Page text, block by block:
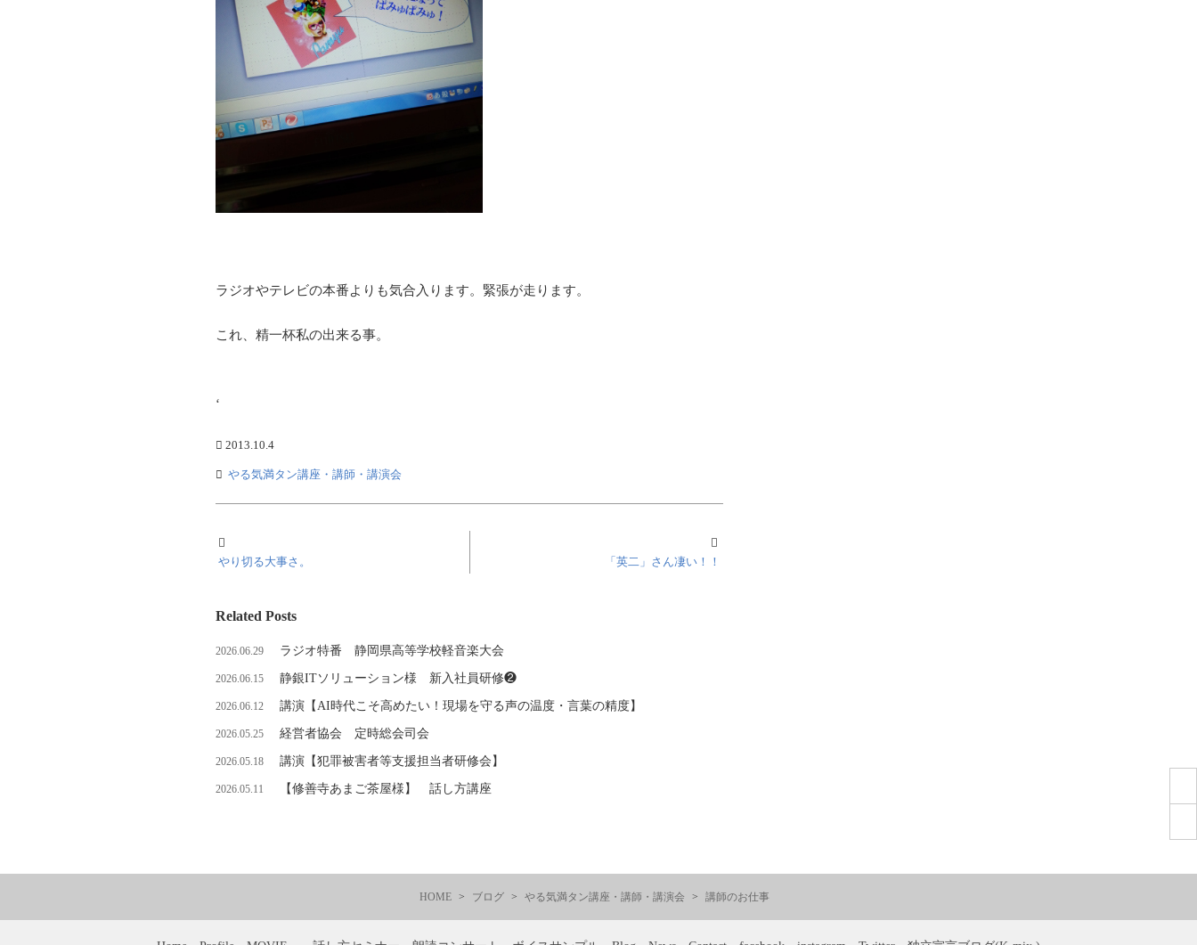
ラジオやテレビの本番よりも気合入ります。緊張が走ります。
これ、精一杯私の出来る事。
‘
2013.10.4
やる気満タン講座・講師・講演会
やり切る大事さ。 「英二」さん凄い！！
Related Posts
2026.06.29 ラジオ特番 静岡県高等学校軽音楽大会
2026.06.15 静銀ITソリューション様 新入社員研修❷
2026.06.12 講演【AI時代こそ高めたい！現場を守る声の温度・言葉の精度】
2026.05.25 経営者協会 定時総会司会
2026.05.18 講演【犯罪被害者等支援担当者研修会】
2026.05.11 【修善寺あまご茶屋様】 話し方講座
HOME ブログ やる気満タン講座・講師・講演会 講師のお仕事